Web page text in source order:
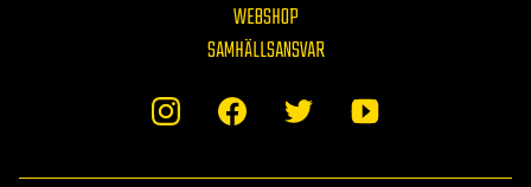
WEBSHOP
SAMHÄLLSANSVAR